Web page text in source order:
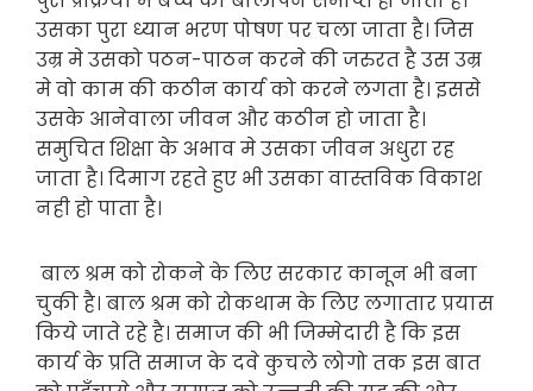
उसका पुरा ध्यान भरण पोषण पर चला जाता है। जिस
उम्र मे उसको पठन-पाठन करने की जरुरत है उस उम्र
मे वो काम की कठीन कार्य को करने लगता है। इससे
उसके आनेवाला जीवन और कठीन हो जाता है।
समुचित शिक्षा के अभाव मे उसका जीवन अधुरा रह
जाता है। दिमाग रहते हुए भी उसका वास्तविक विकाश
नही हो पाता है।
बाल श्रम को रोकने के लिए सरकार कानून भी बना
चुकी है। बाल श्रम को रोकथाम के लिए लगातार प्रयास
किये जाते रहे है। समाज की भी जिम्मेदारी है कि इस
कार्य के प्रति समाज के दवे कुचले लोगो तक इस बात